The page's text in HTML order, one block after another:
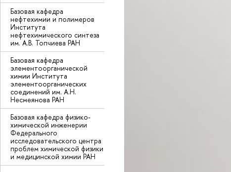
Базовая кафедра
нефтехимии и полимеро
Института
нефтехимического синтеза
им. А.В. Топчиева РАН
Базовая кафедра
элементоорганической
химии Института
элементоорганических
соединений им. А.Н.
Несмеянова РАН
Базовая кафедра физико-
химической инженерии
Федерального
исследовательского центра
проблем химической физики
и медицинской химии РАН